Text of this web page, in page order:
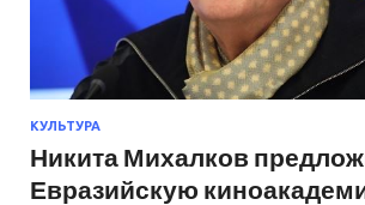
КУЛЬТУРА
Никита Михалков
Евразийскую